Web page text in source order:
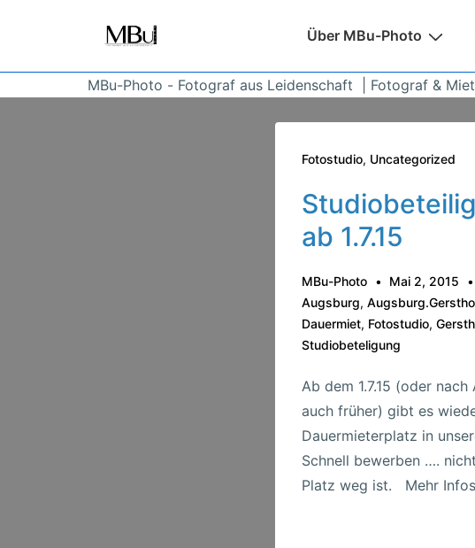
Hauptnavigation
Über MBu-Photo
MBu-Photo - Fotograf aus Leidenschaft | Fotograf &
Fotostudio, Uncategorized
ab 1.7.15
MBu-Photo Mai 2, 2015
Augsburg,
Dauermiet, Fotostudio,
Studiobeteligung
Ab dem 1.7.15 (oder nach
auch früher) gibt es
Dauermieterplatz in
Schnell bewerben ….
Platz weg ist. Mehr